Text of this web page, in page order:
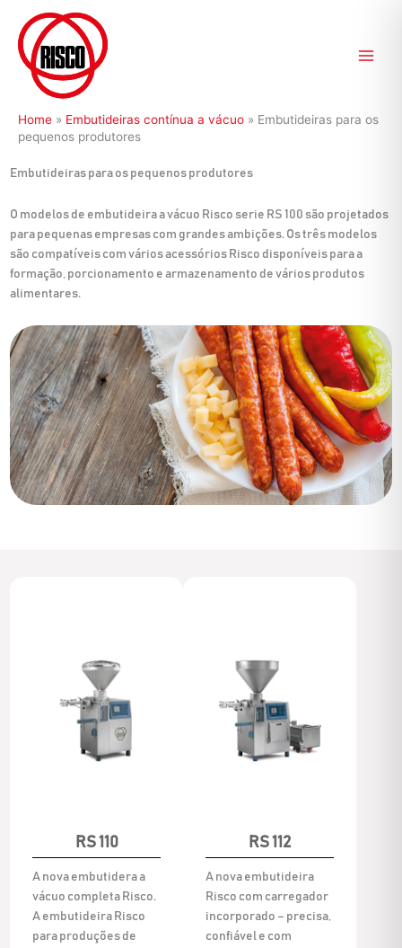
para
conteúdo
Home » Embutideiras contínua a vácuo » Embutideiras para os
pequenos produtores
Embutideiras para os pequenos produtores
O modelos de embutideira a vácuo Risco serie RS 100 são projetados
para pequenas empresas com grandes ambições. Os três modelos
são compatíveis com vários acessórios Risco disponíveis para a
formação, porcionamento e armazenamento de vários produtos
alimentares.
RS 110
A nova embutidera a
vácuo completa Risco.
A embutideira Risco
para produções de
RS 112
A nova embutideira
Risco com carregador
incorporado – precisa,
confiável e com